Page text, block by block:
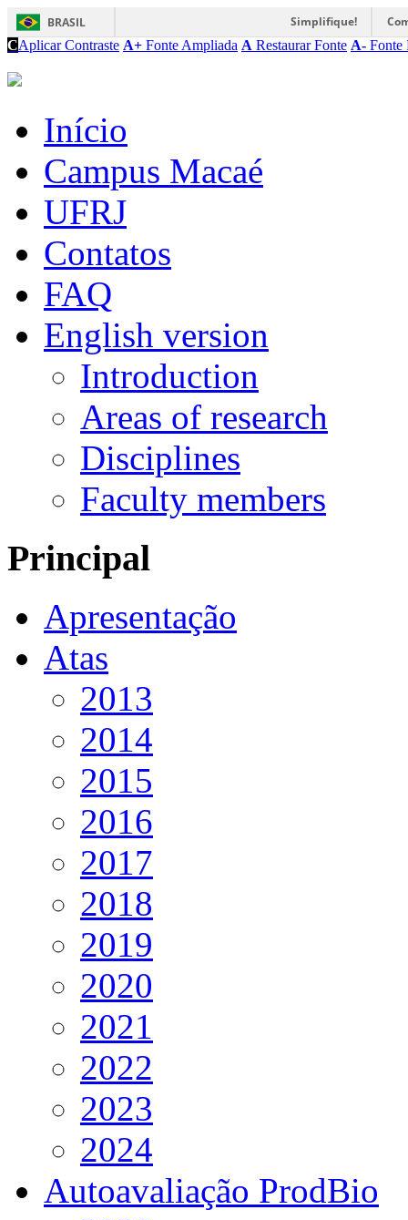
BRASIL Simplifique!
CAplicar Contraste A+ Fonte Ampliada A Restaurar Fonte A- Fonte
Início
Campus Macaé
UFRJ
Contatos
FAQ
English version
Introduction
Areas of research
Disciplines
Faculty members
Principal
Apresentação
Atas
2013
2014
2015
2016
2017
2018
2019
2020
2021
2022
2023
2024
Autoavaliação ProdBio